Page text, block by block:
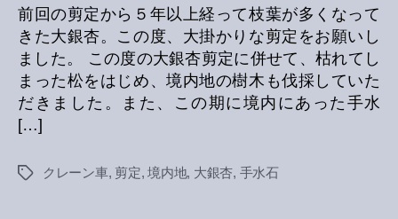
前回の剪定から５年以上経って枝葉が多くなって
きた大銀杏。この度、大掛かりな剪定をお願いし
ました。 この度の大銀杏剪定に併せて、枯れてし
まった松をはじめ、境内地の樹木も伐採していた
だきました。また、この期に境内にあった手水
[…]
Tags クレーン車, 剪定,境内地, 大銀杏, 手水石